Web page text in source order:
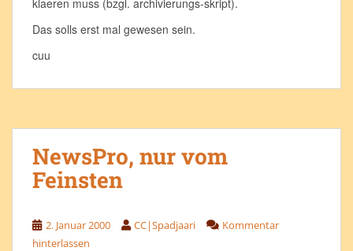
klaeren muss (bzgl. archivierungs-skript).
Das solls erst mal gewesen sein.
cuu
NewsPro, nur vom
Feinsten
2. Januar 2000 CC|Spadjaari
Kommentar
hinterlassen